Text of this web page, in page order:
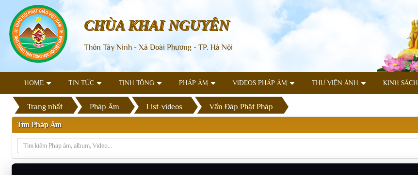
CHÙA KHAI NGUYÊN
Thôn Tây Ninh - Xã Đoài Phương - TP. Hà Nội
HOME TIN TỨC TỊNH TÔNG PHÁP ÂM VIDEOS PHÁP ÂM THƯ VIỆN ẢNH KINH SÁCH
Trang nhất Pháp Âm List-videos Vấn Đáp Phật Pháp
Tìm Pháp Âm